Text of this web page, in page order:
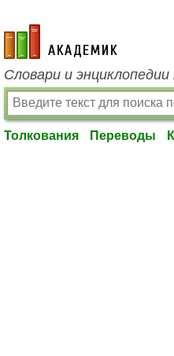
academic.ru
Словари и
Толкования Переводы